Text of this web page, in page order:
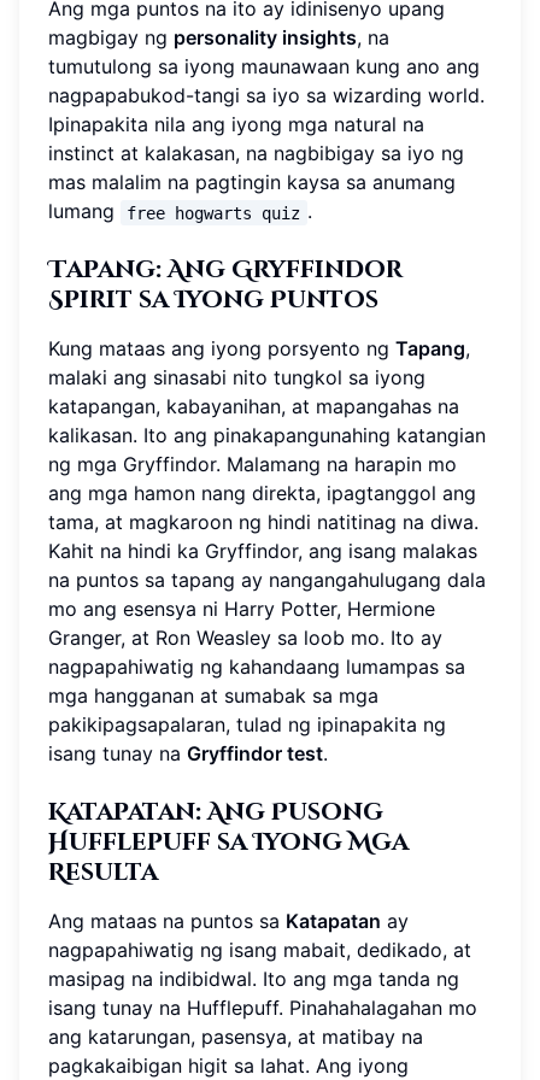
Ang mga puntos na ito ay idinisenyo upang
magbigay ng personality insights, na
tumutulong sa iyong maunawaan kung ano ang
nagpapabukod-tangi sa iyo sa wizarding world.
Ipinapakita nila ang iyong mga natural na
instinct at kalakasan, na nagbibigay sa iyo ng
mas malalim na pagtingin kaysa sa anumang
lumang
free hogwarts quiz .
Tapang: Ang Gryffindor
Spirit sa Iyong Puntos
Kung mataas ang iyong porsyento ng Tapang,
malaki ang sinasabi nito tungkol sa iyong
katapangan, kabayanihan, at mapangahas na
kalikasan. Ito ang pinakapangunahing katangian
ng mga Gryffindor. Malamang na harapin mo
ang mga hamon nang direkta, ipagtanggol ang
tama, at magkaroon ng hindi natitinag na diwa.
Kahit na hindi ka Gryffindor, ang isang malakas
na puntos sa tapang ay nangangahulugang dala
mo ang esensya ni Harry Potter, Hermione
Granger, at Ron Weasley sa loob mo. Ito ay
nagpapahiwatig ng kahandaang lumampas sa
mga hangganan at sumabak sa mga
pakikipagsapalaran, tulad ng ipinapakita ng
isang tunay na Gryffindor test.
Katapatan: Ang Pusong
Hufflepuff sa Iyong Mga
Resulta
Ang mataas na puntos sa Katapatan ay
nagpapahiwatig ng isang mabait, dedikado, at
masipag na indibidwal. Ito ang mga tanda ng
isang tunay na Hufflepuff. Pinahahalagahan mo
ang katarungan, pasensya, at matibay na
pagkakaibigan higit sa lahat. Ang iyong